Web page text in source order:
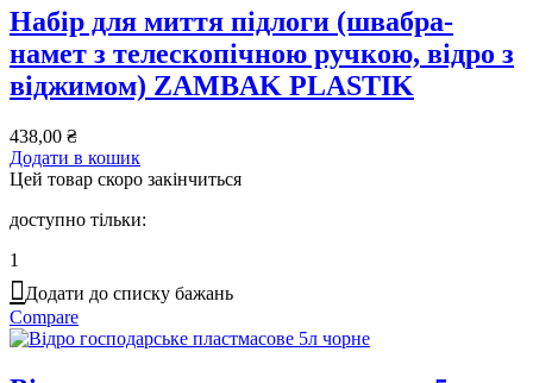
Набір для миття підлоги (швабра-
намет з телескопічною ручкою, відро з
віджимом) ZAMBAK PLASTIK
438,00 ₴
Додати в кошик
Цей товар скоро закінчиться
доступно тільки:
1
Додати до списку бажань
Compare